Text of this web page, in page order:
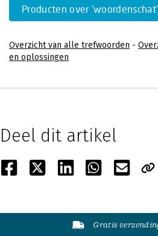
Producten over 'woordenschat'
Overzicht van alle trefwoorden -
en oplossingen
Deel dit artikel
Gratis